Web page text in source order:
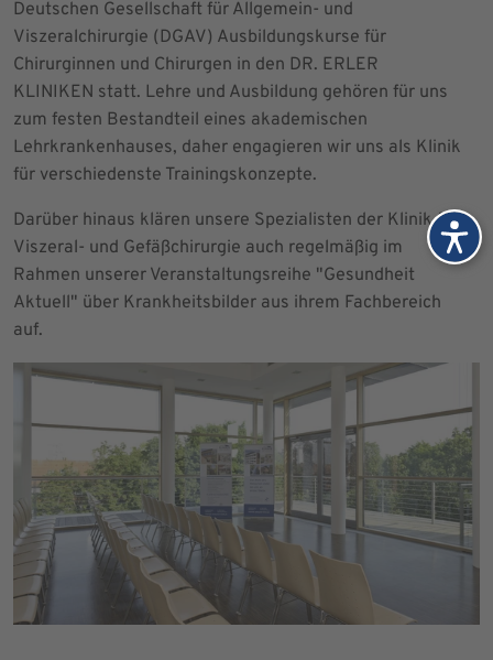
Deutschen Gesellschaft für Allgemein- und
Viszeralchirurgie (DGAV) Ausbildungskurse für
Chirurginnen und Chirurgen in den DR. ERLER
KLINIKEN statt. Lehre und Ausbildung gehören für uns
zum festen Bestandteil eines akademischen
Lehrkrankenhauses, daher engagieren wir uns als Klinik
für verschiedenste Trainingskonzepte.
Darüber hinaus klären unsere Spezialisten der Klinik für
Viszeral- und Gefäßchirurgie auch regelmäßig im
Rahmen unserer Veranstaltungsreihe "Gesundheit
Aktuell" über Krankheitsbilder aus ihrem Fachbereich
auf.